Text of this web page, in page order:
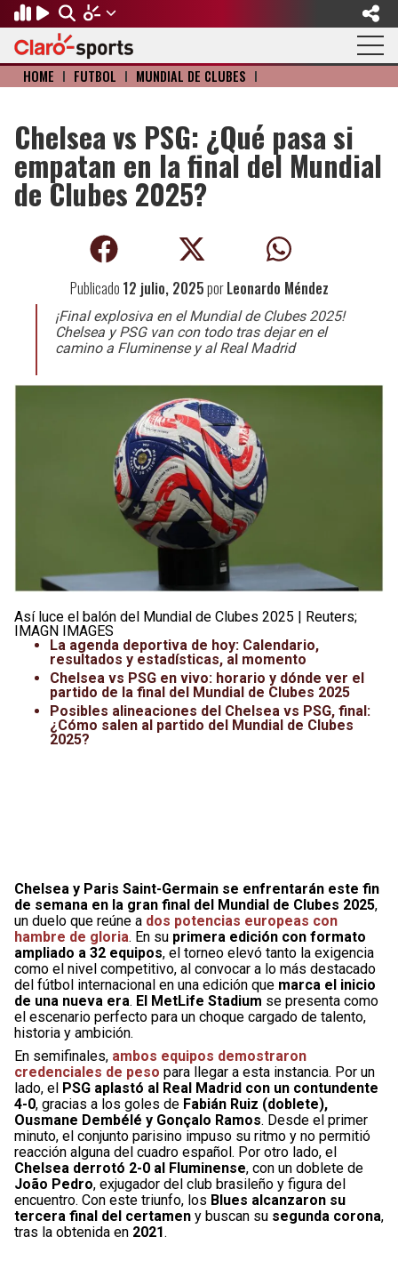
Regresar
FÚTBOL
Fútbol Internacional
Mundial de Clubes
Concachampions
Fútbol de Estufa
Fútbol Femenil
Liga de Expansión MX
Regresar
MOTOR
Formula 1
NASCAR
Regresar
BÉISBOL
Mexicano
MLB
Regresar
OLÍMPICOS
Olympic Channel
Paris 2024
Gangwon 2024
Juegos Paralímpicos
Regresar
OTROS DEPORTES
Básquetbol
Fútbol Americano
Boxeo
Juegos Panamericanos
Regresar
ACTUALIDAD
Música
Cine y TV
Videojuegos
HOME I FÚTBOL I MUNDIAL DE CLUBES I
Chelsea vs PSG: ¿Qué pasa si
empatan en la final del Mundial
de Clubes 2025?
Publicado 12 julio, 2025porLeonardo Méndez
¡Final explosiva en el Mundial de Clubes 2025!
Chelsea y PSG van con todo tras dejar en el
camino a Fluminense y al Real Madrid
Así luce el balón del Mundial de Clubes 2025 | Reuters;
IMAGN IMAGES
La agenda deportiva de hoy: Calendario,
resultados y estadísticas, al momento
Chelsea vs PSG en vivo: horario y dónde ver el
partido de la final del Mundial de Clubes 2025
Posibles alineaciones del Chelsea vs PSG, final:
¿Cómo salen al partido del Mundial de Clubes
2025?
Chelsea y Paris Saint-Germain se enfrentarán este fin
de semana en la gran final del Mundial de Clubes 2025,
un duelo que reúne a dos potencias europeas con
hambre de gloria. En su primera edición con formato
ampliado a 32 equipos, el torneo elevó tanto la exigencia
como el nivel competitivo, al convocar a lo más destacado
del fútbol internacional en una edición que marca el inicio
de una nueva era. El MetLife Stadium se presenta como
el escenario perfecto para un choque cargado de talento,
historia y ambición.
En semifinales, ambos equipos demostraron
credenciales de peso para llegar a esta instancia. Por un
lado, el PSG aplastó al Real Madrid con un contundente
4-0, gracias a los goles de Fabián Ruiz (doblete),
Ousmane Dembélé y Gonçalo Ramos. Desde el primer
minuto, el conjunto parisino impuso su ritmo y no permitió
reacción alguna del cuadro español. Por otro lado, el
Chelsea derrotó 2-0 al Fluminense, con un doblete de
João Pedro, exjugador del club brasileño y figura del
encuentro. Con este triunfo, los Blues alcanzaron su
tercera final del certamen y buscan su segunda corona,
tras la obtenida en 2021.